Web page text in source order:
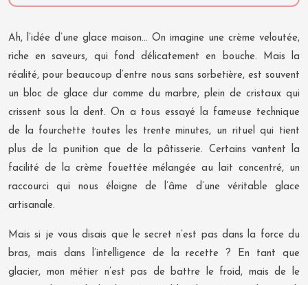
Ah, l’idée d’une glace maison… On imagine une crème veloutée,
riche en saveurs, qui fond délicatement en bouche. Mais la
réalité, pour beaucoup d’entre nous sans sorbetière, est souvent
un bloc de glace dur comme du marbre, plein de cristaux qui
crissent sous la dent. On a tous essayé la fameuse technique
de la fourchette toutes les trente minutes, un rituel qui tient
plus de la punition que de la pâtisserie. Certains vantent la
facilité de la crème fouettée mélangée au lait concentré, un
raccourci qui nous éloigne de l’âme d’une véritable glace
artisanale.
Mais si je vous disais que le secret n’est pas dans la force du
bras, mais dans l’intelligence de la recette ? En tant que
glacier, mon métier n’est pas de battre le froid, mais de le